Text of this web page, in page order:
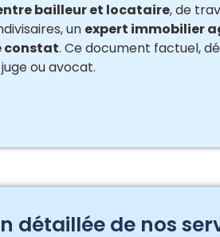
bailleur et locataire, de
un expert immobilier
constat. Ce document factuel,
ou avocat.
détaillée de nos